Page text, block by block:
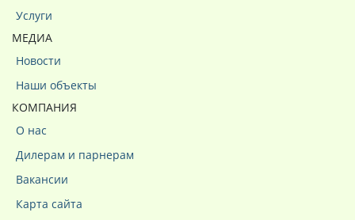
Услуги
МЕДИА
Новости
Наши объекты
КОМПАНИЯ
О нас
Дилерам и парнерам
Вакансии
Карта сайта